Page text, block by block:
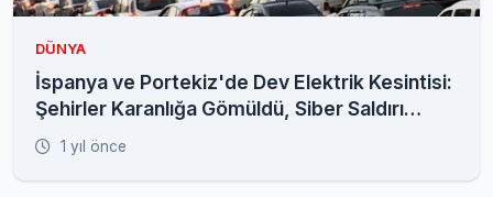
DÜNYA
İspanya ve Portekiz'de Dev Elektrik Kesintisi:
Şehirler Karanlığa Gömüldü, Siber Saldırı
İhtimali Araştırılıyor
1 yıl önce